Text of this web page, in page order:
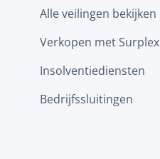
Alle veilingen bekijken
Verkopen met Surplex
Insolventiediensten
Bedrijfssluitingen